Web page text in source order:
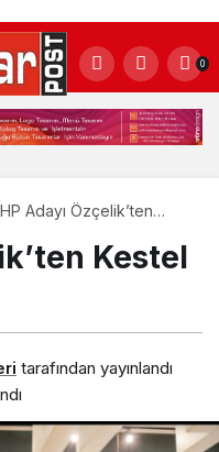
0
Adayı Özçelik’ten
Kestel
tarafından yayınlandı
Kestel çıkarması